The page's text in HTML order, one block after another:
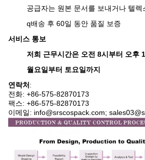
공급자는 원본 문서를 보내거나 텔렉
q배송 후 60일 동안 품질 보증
서비스 통보
저희 근무시간은 오전 8시부터 오후
월요일부터 토요일까지
연락처 :
전화: +86-575-82870173
팩스: +86-575-82870173
이메일: info@srscospack.com;